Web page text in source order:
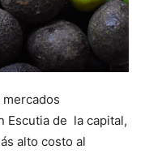
Escutia de la capital,
alto costo al